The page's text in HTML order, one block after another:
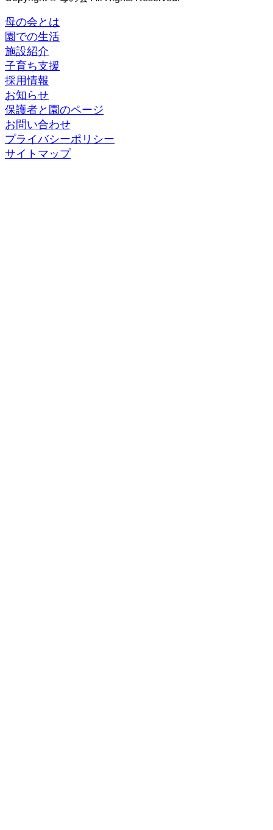
母の会とは
園での生活
施設紹介
子育ち支援
採用情報
お知らせ
保護者と園のページ
お問い合わせ
プライバシーポリシー
サイトマップ